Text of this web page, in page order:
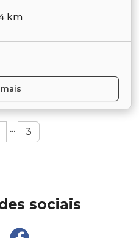
km
... 3
sociais